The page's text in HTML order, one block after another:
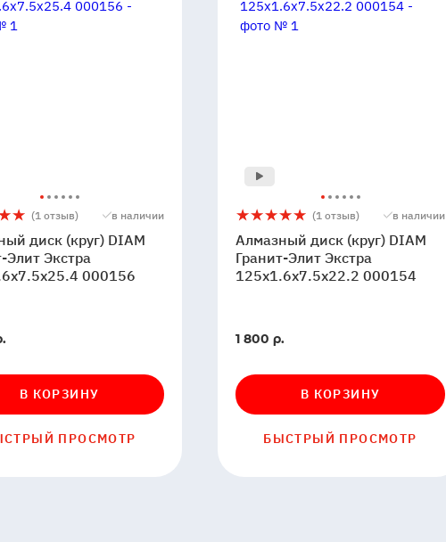
(1 отзыв) в наличии
диск (круг) DIAM
Элит Экстра
000156
В КОРЗИНУ
ПРОСМОТР
Алмазный
диск
(круг)
DIAM
Экстра
000154
5
1 (1 отзыв) в наличии
Алмазный диск (круг) DIAM
Гранит-Элит Экстра
125x1.6x7.5x22.2 000154
В
1 800 р.
В КОРЗИНУ
БЫСТРЫЙ ПРОСМОТР